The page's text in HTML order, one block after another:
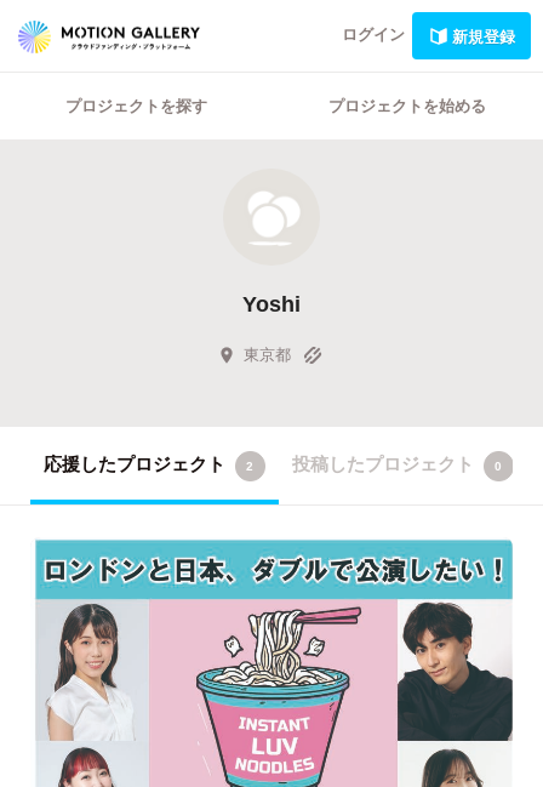
ログイン 新規登録
プロジェクトを探す プロジェクトを始める
Yoshi
東京都
応援したプロジェクト 2 投稿したプロジェクト 0